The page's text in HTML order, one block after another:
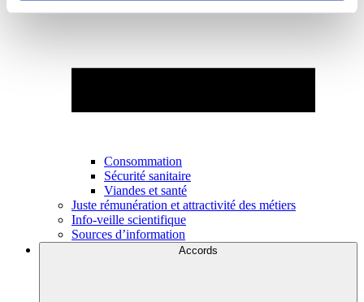
Consommation
Sécurité sanitaire
Viandes et santé
Juste rémunération et attractivité des métiers
Info-veille scientifique
Sources d’information
Accords